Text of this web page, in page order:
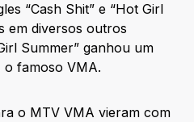
“Cash Shit” e “Hot Girl
em diversos outros
Summer” ganhou um
o famoso VMA.
o MTV VMA vieram com